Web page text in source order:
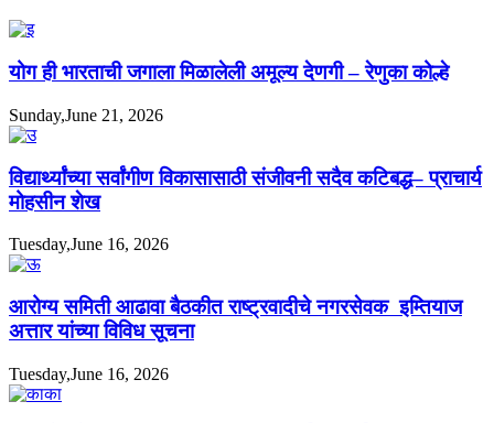
योग ही भारताची जगाला मिळालेली अमूल्य देणगी – रेणुका कोल्हे
Sunday,June 21, 2026
विद्यार्थ्यांच्या सर्वांगीण विकासासाठी संजीवनी सदैव कटिबद्ध– प्राचार्य
मोहसीन शेख
Tuesday,June 16, 2026
आरोग्य समिती आढावा बैठकीत राष्ट्रवादीचे नगरसेवक इम्तियाज
अत्तार यांच्या विविध सूचना
Tuesday,June 16, 2026